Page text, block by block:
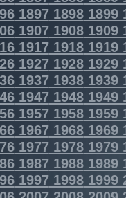
189718981899
190719081909
191719181919
192719281929
193719381939
194719481949
195719581959
196719681969
1977 19781979
1987 19881989
1997 19981999